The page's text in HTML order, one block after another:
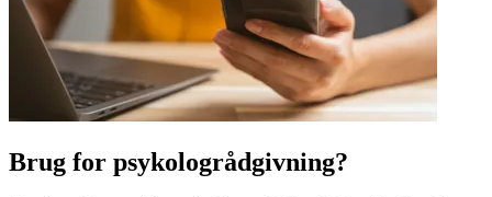
Brug for psykologrådgivning?